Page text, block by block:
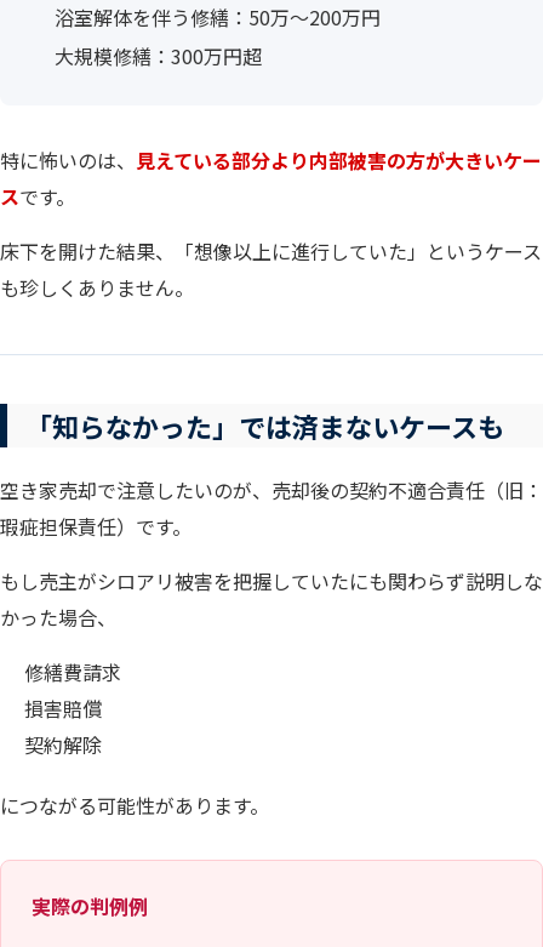
浴室解体を伴う修繕：50万〜200万円
大規模修繕：300万円超
特に怖いのは、 見えている部分より内部被害の方が大きいケー
スです。
床下を開けた結果、「想像以上に進行していた」というケース
も珍しくありません。
「知らなかった」では済まないケースも
空き家売却で注意したいのが、売却後の契約不適合責任（旧：
瑕疵担保責任）です。
もし売主がシロアリ被害を把握していたにも関わらず説明しな
かった場合、
修繕費請求
損害賠償
契約解除
につながる可能性があります。
実際の判例例